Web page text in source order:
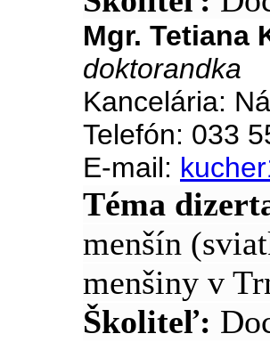
Mgr. Tetiana
doktorandka
Kancelária:
Telefón: 033
E-mail:
Téma
menšín
menšiny v
Školiteľ: